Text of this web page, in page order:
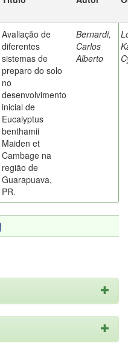
Avaliação de
diferentes
sistemas de
preparo do solo
no
desenvolvimento
inicial de
Eucalyptus
benthamii
Maiden et
Cambage na
região de
Guarapuava,
PR.
Bernardi,
Carlos
Alberto